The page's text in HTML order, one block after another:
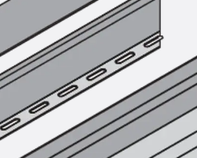
K, gezahnt
K, gezahnt & gelocht
JGB